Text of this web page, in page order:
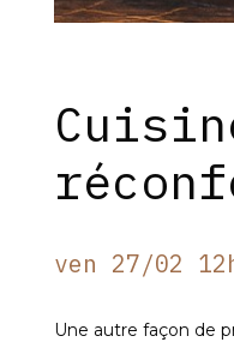
ven 27/02
Une autre façon de